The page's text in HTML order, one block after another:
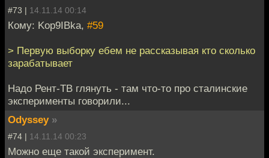
#73 | 14.11.14 00:14
Кому: Kop9IBka, #59
> Первую выборку ебем не рассказывая кто сколько
зарабатывает
Надо Рент-ТВ глянуть - там что-то про сталинские
эксперименты говорили...
Odyssey »
#74 | 14.11.14 00:23
Можно еще такой эксперимент.